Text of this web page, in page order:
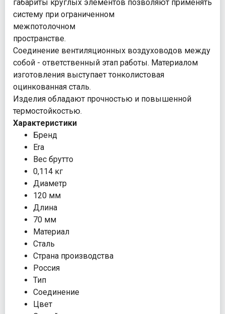
габариты круглых элементов позволяют применять
систему при ограниченном
межпотолочном
пространстве.
Соединение вентиляционных воздуховодов между
собой - ответственный этап работы. Материалом
изготовления выступает тонколистовая
оцинкованная сталь.
Изделия обладают прочностью и повышенной
термостойкостью.
Характеристики
Бренд
Era
Вес брутто
0,114 кг
Диаметр
120 мм
Длина
70 мм
Материал
Сталь
Страна производства
Россия
Тип
Соединение
Цвет